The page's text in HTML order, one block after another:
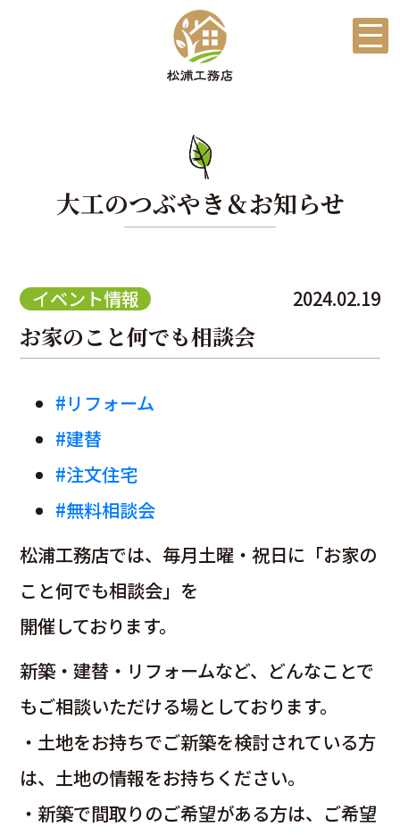
大工のつぶやき＆お知らせ
イベント情報 2024.02.19
お家のこと何でも相談会
#リフォーム
#建替
#注文住宅
#無料相談会
松浦工務店では、毎月土曜・祝日に「お家の
こと何でも相談会」を
開催しております。
新築・建替・リフォームなど、どんなことで
もご相談いただける場としております。
・土地をお持ちでご新築を検討されている方
は、土地の情報をお持ちください。
・新築で間取りのご希望がある方は、ご希望